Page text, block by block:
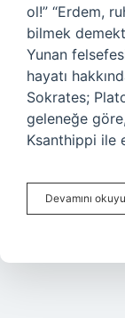
ol!” “Erdem,
bilmek
Yunan
hayatı
Sokrates;
geleneğe
Ksanthippi ile
Devamını